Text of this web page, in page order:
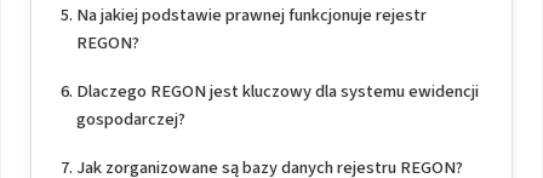
Na jakiej podstawie prawnej funkcjonuje rejestr
REGON?
Dlaczego REGON jest kluczowy dla systemu ewidencji
gospodarczej?
Jak zorganizowane są bazy danych rejestru REGON?